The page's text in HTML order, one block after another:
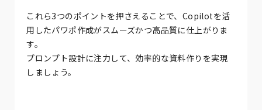
これら3つのポイントを押さえることで、Copilotを活
用したパワポ作成がスムーズかつ高品質に仕上がりま
す。
プロンプト設計に注力して、効率的な資料作りを実現
しましょう。